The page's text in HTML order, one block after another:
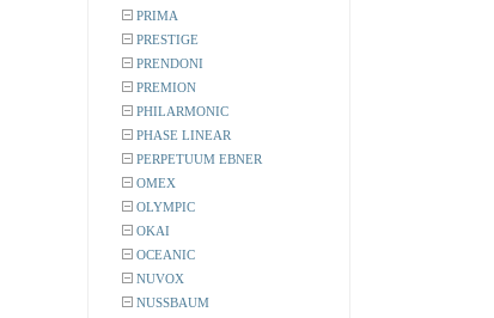
PRIMA
PRESTIGE
PRENDONI
PREMION
PHILARMONIC
PHASE LINEAR
PERPETUUM EBNER
OMEX
OLYMPIC
OKAI
OCEANIC
NUVOX
NUSSBAUM